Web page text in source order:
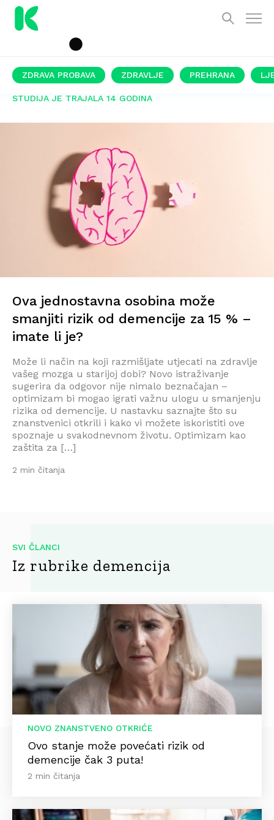
ZDRAVA PROBAVA ZDRAVLJE PREHRANA
STUDIJA JE TRAJALA 14 GODINA
Ova jednostavna osobina može
smanjiti rizik od demencije za 15 % –
imate li je?
Može li način na koji razmišljate utjecati na zdravlje
vašeg mozga u starijoj dobi? Novo istraživanje
sugerira da odgovor nije nimalo beznačajan –
optimizam bi mogao igrati važnu ulogu u smanjenju
rizika od demencije. U nastavku saznajte što su
znanstvenici otkrili i kako vi možete iskoristiti ove
spoznaje u svakodnevnom životu. Optimizam kao
zaštita za […]
2 min čitanja
Iz rubrike demencija
SVI ČLANCI
NOVO ZNANSTVENO OTKRIĆE
Ovo stanje može povećati rizik od
demencije čak 3 puta!
2 min čitanja